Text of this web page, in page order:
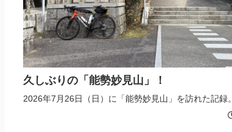
久しぶりの「能勢妙見山」！
2026年7月26日（日）に「能勢妙見山」を訪れた記録。